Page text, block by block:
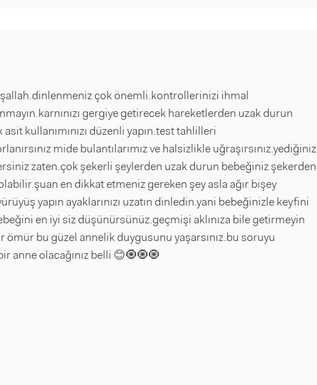
çok önemli.kontrollerinizi ihmal
gergiye getirecek hareketlerden uzak durun
kullanımınızı düzenli yapın.test tahlilleri
mide bulantılarımız ve halsizlikle uğraşırsınız.yediğiniz
zaten.çok şekerli şeylerden uzak durun bebeğiniz şekerden
en dikkat etmeniz gereken şey asla ağır bişey
yapın ayaklarınızı uzatın dinledin.yani bebeğinizle keyfini
en iyi siz düşünürsünüz.geçmişi aklınıza bile getirmeyin
ömür bu güzel annelik duygusunu yaşarsınız.bu soruyu
anne olacağınız belli 😊🧿🧿🧿